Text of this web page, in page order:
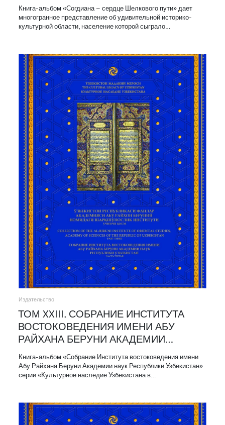
Книга-альбом «Согдиана – сердце Шелкового пути» дает
многогранное представление об удивительной историко-
культурной области, население которой сыграло…
Издательство
ТОМ XXIII. СОБРАНИЕ ИНСТИТУТА
ВОСТОКОВЕДЕНИЯ ИМЕНИ АБУ
РАЙХАНА БЕРУНИ АКАДЕМИИ…
Книга-альбом «Собрание Института востоковедения имени
Абу Райхана Беруни Академии наук Республики Узбекистан»
серии «Культурное наследие Узбекистана в…